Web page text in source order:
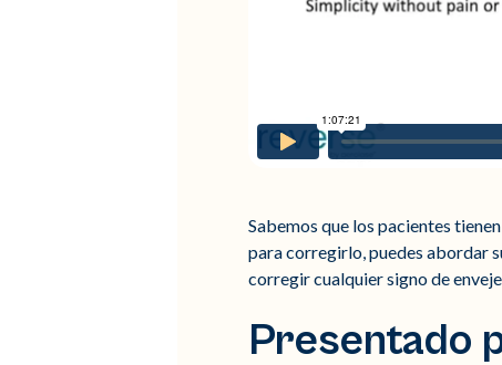
Sabemos que los pacientes
para corregirlo, puedes abordar
corregir cualquier signo de
Presentado